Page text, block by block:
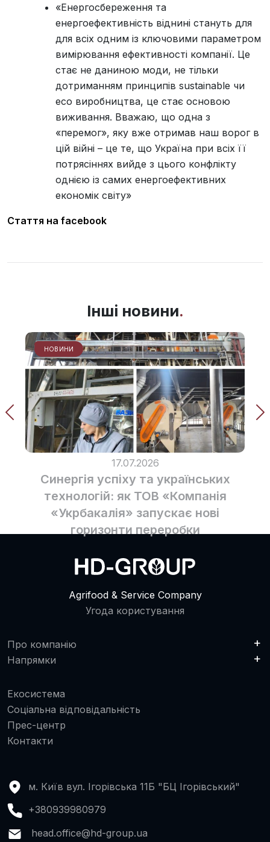
«Енергосбереження та
енергоефективність віднині стануть для
для всіх одним із ключовими параметром
вимірювання ефективності компанії. Це
стає не даниною моди, не тільки
дотриманням принципів sustainable чи
еco виробництва, це стає основою
виживання. Вважаю, що одна з
«перемог», яку вже отримав наш ворог в
цій війні – це те, що Україна при всіх її
потрясіннях вийде з цього конфлікту
однією із самих енергоефективних
економік світу»
Стаття на facebook
Інші новини
НОВИНИ
17.07.2026
Синергія успіху та українських
технологій: як ТОВ «Компанія
«Укрбакалія» запускає нові
горизонти переробки
Agrifood & Service Company
Угода користування
Про компанію
Напрямки
Екосистема
Соціальна відповідальність
Прес-центр
Контакти
м. Київ вул. Ігорівська 11Б "БЦ Ігорівський"
+380939980979
head.office@hd-group.ua